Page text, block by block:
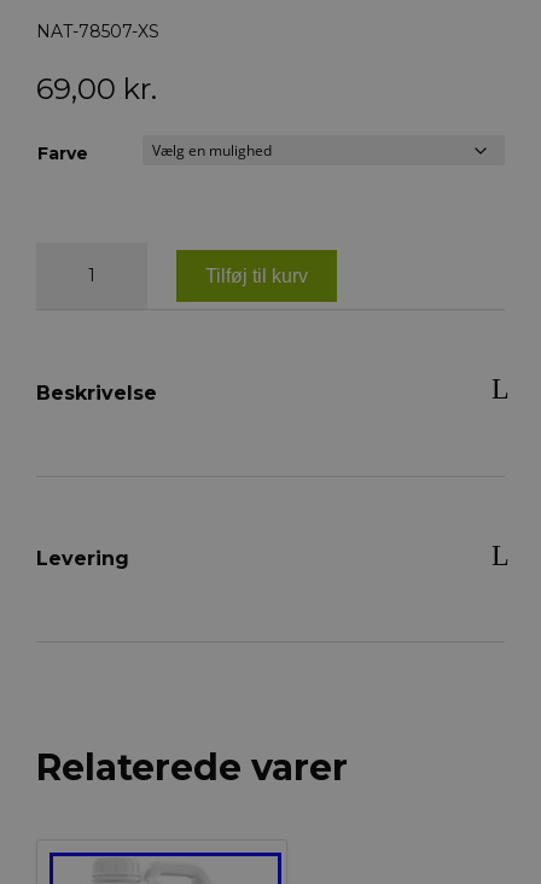
NAT-78507-XS
69,00 kr.
Farve
Dressurline
antal
Tilføj til kurv
Beskrivelse
Levering
Relaterede varer